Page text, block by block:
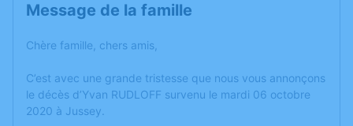
Message de la famille
Chère famille, chers amis,
C’est avec une grande tristesse que nous vous annonçons
le décès d’Yvan RUDLOFF survenu le mardi 06 octobre
2020 à Jussey.